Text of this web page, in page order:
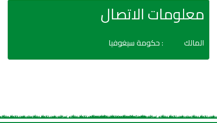
معلومات الاتصال
المالك : حكومة سيغوفيا